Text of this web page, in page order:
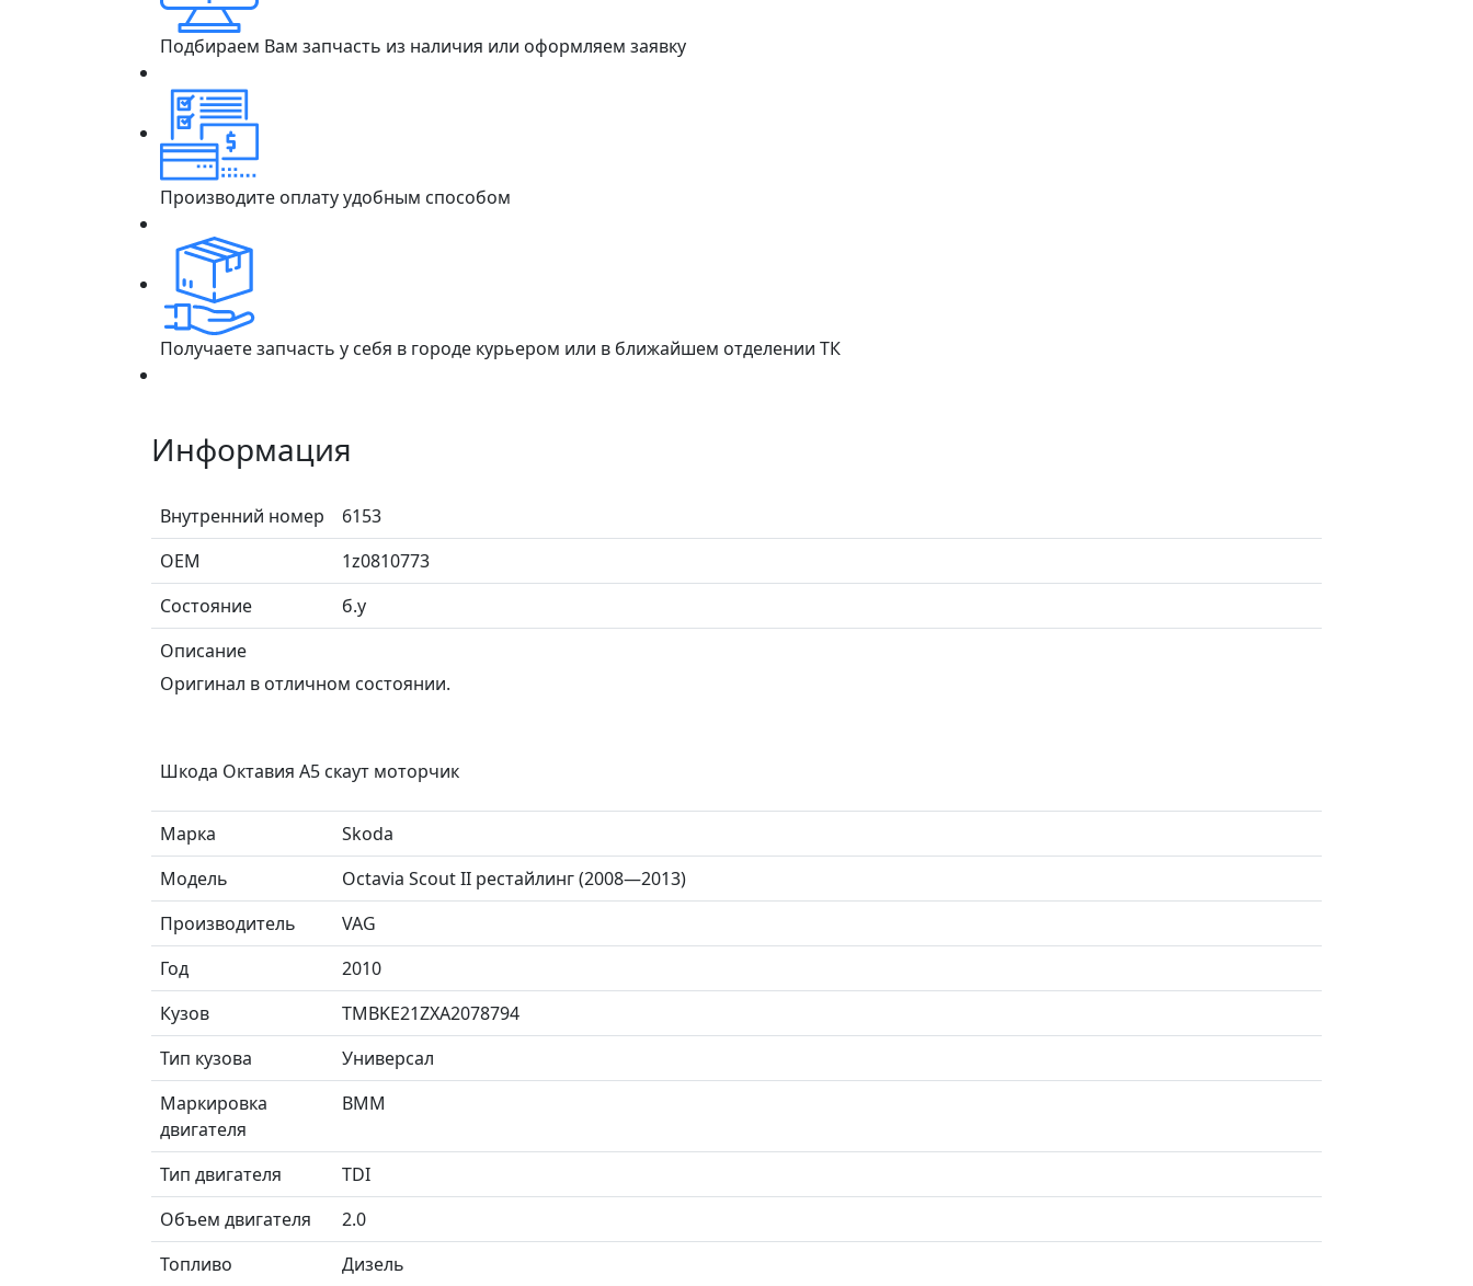
Подбираем Вам запчасть из наличия или оформляем заявку
Производите оплату удобным способом
Получаете запчасть у себя в городе курьером или в ближайшем отделении ТК
Информация
Внутренний номер
6153
ОЕМ
1z0810773
Состояние
б.у
Описание
Оригинал в отличном состоянии.
Шкода Октавия А5 скаут моторчик
Марка
Skoda
Модель
Octavia Scout II рестайлинг (2008—2013)
Производитель
VAG
Год
2010
Кузов
TMBKE21ZXA2078794
Тип кузова
Универсал
Маркировка
двигателя
BMM
Тип двигателя
TDI
Объем двигателя
2.0
Топливо
Дизель